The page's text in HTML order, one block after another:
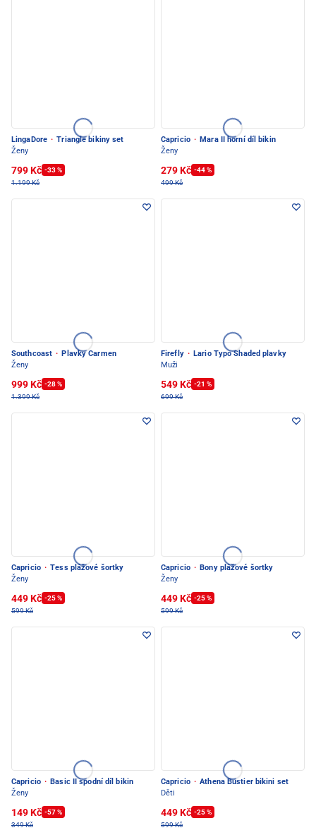
LingaDore · Triangle bikiny set
Ženy
799 Kč -33 %
1.199 Kč
Capricio · Mara II horní díl bikin
Ženy
279 Kč -44 %
499 Kč
Southcoast · Plavky Carmen
Ženy
999 Kč -28 %
1.399 Kč
Firefly · Lario Typo Shaded plavky
Muži
549 Kč -21 %
699 Kč
Capricio · Tess plážové šortky
Ženy
449 Kč -25 %
599 Kč
Capricio · Bony plážové šortky
Ženy
449 Kč -25 %
599 Kč
Capricio · Basic II spodní díl bikin
Ženy
149 Kč -57 %
349 Kč
Capricio · Athena Bustier bikini set
Děti
449 Kč -25 %
599 Kč